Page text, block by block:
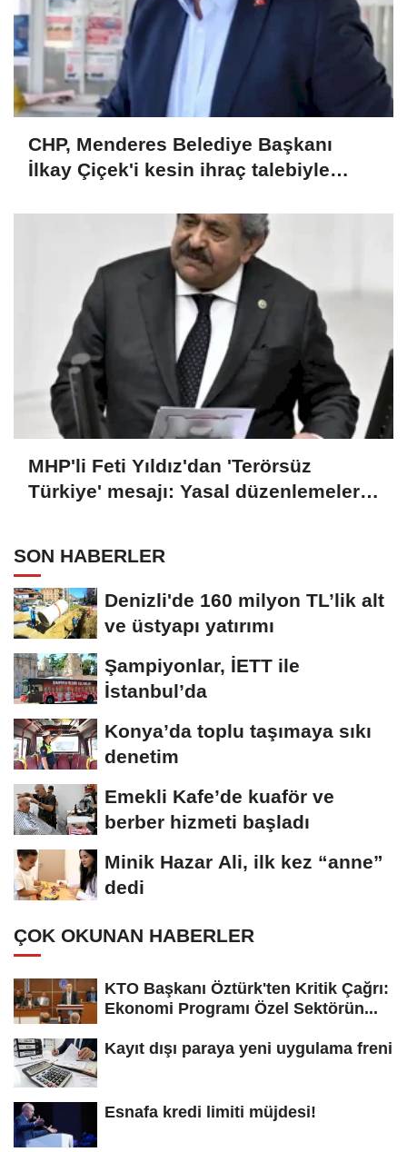
CHP, Menderes Belediye Başkanı
İlkay Çiçek'i kesin ihraç talebiyle
MHP'li Feti Yıldız'dan 'Terörsüz
Türkiye' mesajı: Yasal düzenlemeler
SON HABERLER
Denizli'de 160 milyon TL’lik alt
ve üstyapı yatırımı
Şampiyonlar, İETT ile
İstanbul’da
Konya’da toplu taşımaya sıkı
denetim
Emekli Kafe’de kuaför ve
berber hizmeti başladı
Minik Hazar Ali, ilk kez “anne”
dedi
ÇOK OKUNAN HABERLER
KTO Başkanı Öztürk'ten Kritik Çağrı:
Ekonomi Programı Özel Sektörün...
Kayıt dışı paraya yeni uygulama freni
Esnafa kredi limiti müjdesi!